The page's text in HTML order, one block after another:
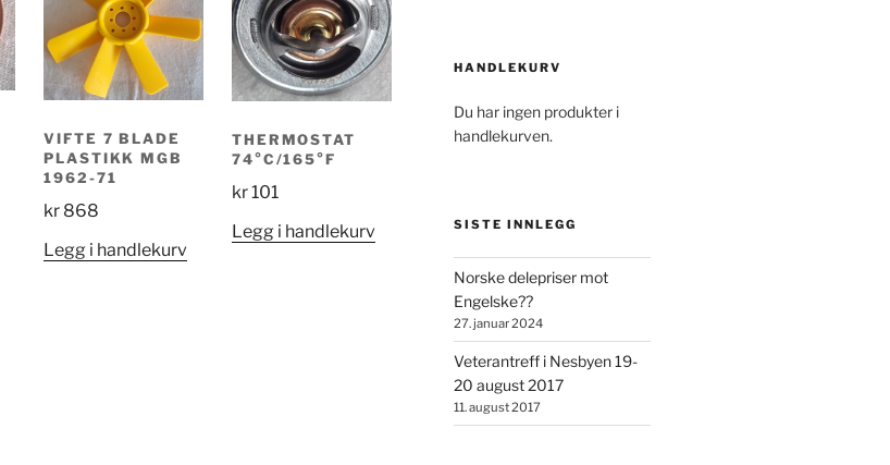
VIFTE 7 BLADE
PLASTIKK MGB
1962-71
kr868
Legg i handlekurv
THERMOSTAT
74°C/165°F
kr101
Legg i handlekurv
HANDLEKURV
Du har ingen produkter i
handlekurven.
SISTE INNLEGG
Norske delepriser mot
Engelske??
27. januar 2024
Veterantreff i Nesbyen 19-
20 august 2017
11. august 2017